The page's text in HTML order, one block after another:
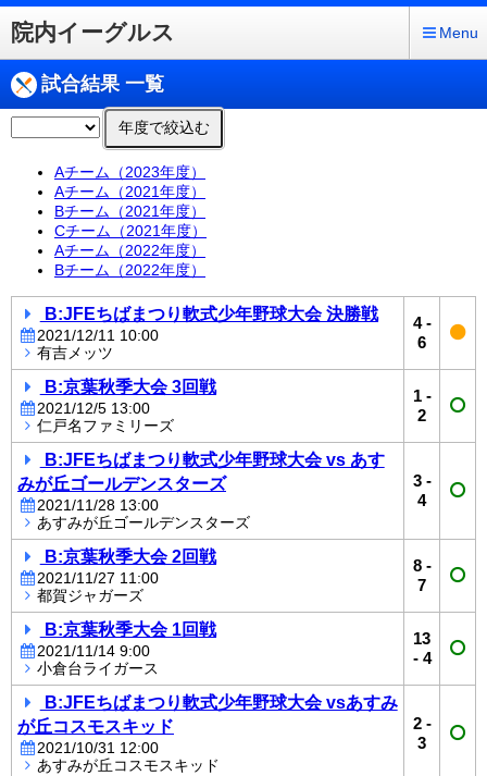
院内イーグルス Menu
試合結果 一覧
年度で絞込む
Aチーム（2023年度）
Aチーム（2021年度）
Bチーム（2021年度）
Cチーム（2021年度）
Aチーム（2022年度）
Bチーム（2022年度）
B:JFEちばまつり軟式少年野球大会 決勝戦
2021/12/11 10:00
有吉メッツ
4-
6
B:京葉秋季大会 3回戦
2021/12/5 13:00
仁戸名ファミリーズ
1-
2
B:JFEちばまつり軟式少年野球大会 vs あす
みが丘ゴールデンスターズ
2021/11/28 13:00
あすみが丘ゴールデンスターズ
3-
4
B:京葉秋季大会 2回戦
2021/11/27 11:00
都賀ジャガーズ
8-
7
B:京葉秋季大会 1回戦
2021/11/14 9:00
小倉台ライガース
13
- 4
B:JFEちばまつり軟式少年野球大会 vsあすみ
が丘コスモスキッド
2021/10/31 12:00
あすみが丘コスモスキッド
2-
3